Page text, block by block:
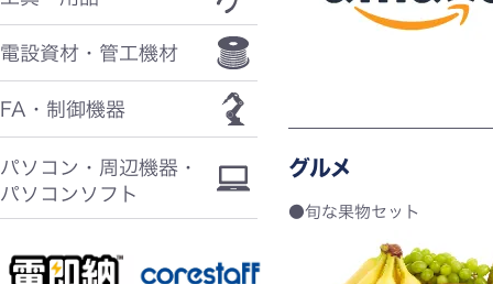
電設資材・管工機材
FA・制御機器
パソコン・周辺機器・
パソコンソフト
グルメ
旬な果物セット